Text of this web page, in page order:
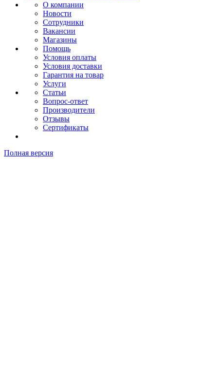
О компании
Новости
Сотрудники
Вакансии
Магазины
Помощь
Условия оплаты
Условия доставки
Гарантия на товар
Услуги
Статьи
Вопрос-ответ
Производители
Отзывы
Сертификаты
Полная версия